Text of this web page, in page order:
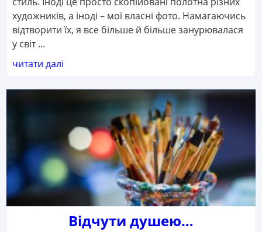
художників, а іноді – мої власні фото. Намагаючись
відтворити їх, я все більше й більше занурювалася
у світ ...
читати далі
Відчути душею…